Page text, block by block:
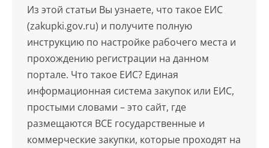
Из этой статьи Вы узнаете, что такое ЕИС
(zakupki.gov.ru) и получите полную
инструкцию по настройке рабочего места и
прохождению регистрации на данном
портале. Что такое ЕИС? Единая
информационная система закупок или ЕИС,
простыми словами – это сайт, где
размещаются ВСЕ государственные и
коммерческие закупки, которые проходят на